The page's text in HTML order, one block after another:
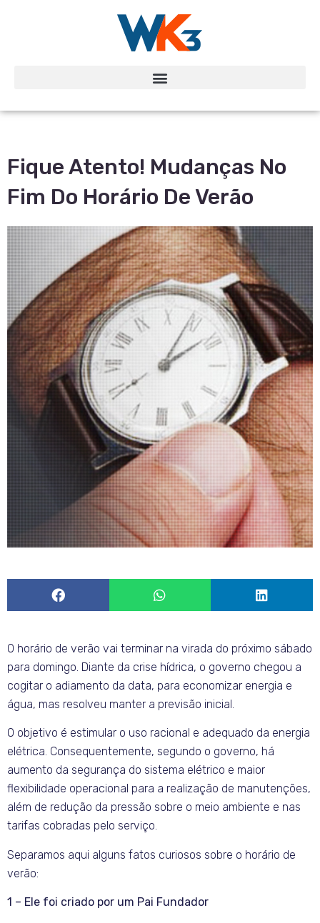
Fique Atento! Mudanças No
Fim Do Horário De Verão
O horário de verão vai terminar na virada do próximo sábado
para domingo. Diante da crise hídrica, o governo chegou a
cogitar o adiamento da data, para economizar energia e
água, mas resolveu manter a previsão inicial.
O objetivo é estimular o uso racional e adequado da energia
elétrica. Consequentemente, segundo o governo, há
aumento da segurança do sistema elétrico e maior
flexibilidade operacional para a realização de manutenções,
além de redução da pressão sobre o meio ambiente e nas
tarifas cobradas pelo serviço.
Separamos aqui alguns fatos curiosos sobre o horário de
verão:
1 – Ele foi criado por um Pai Fundador